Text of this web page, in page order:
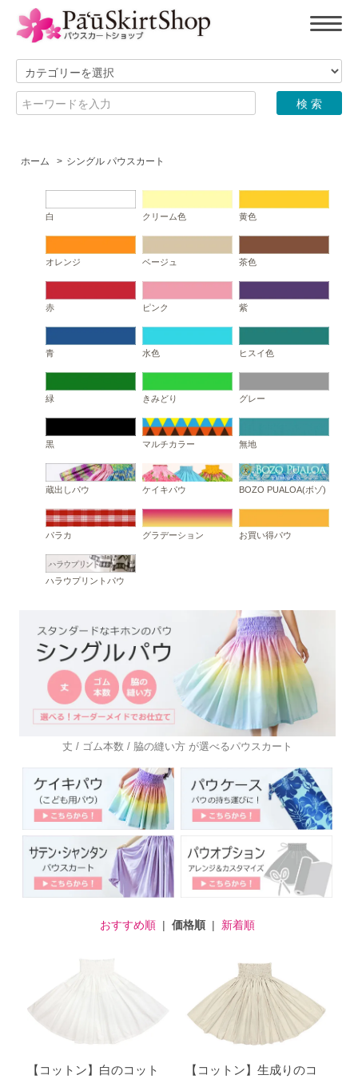
ホーム > シングル パウスカート
白 クリーム色 黄色
オレンジ ベージュ 茶色
赤 ピンク 紫
青 水色 ヒスイ色
緑 きみどり グレー
黒 マルチカラー 無地
蔵出しパウ ケイキパウ BOZO PUALOA(ボゾ)
パラカ グラデーション お買い得パウ
ハラウプリントパウ
丈 / ゴム本数 / 脇の縫い方 が選べるパウスカート
おすすめ順| 価格順| 新着順
【コットン】白のコット
【コットン】生成りのコ